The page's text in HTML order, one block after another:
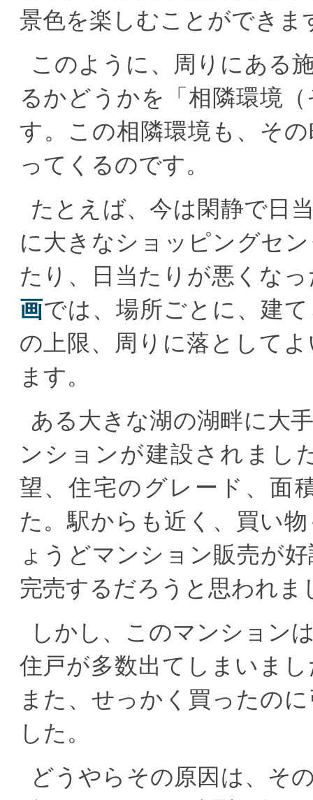
景色を楽しむことができま
このように、周りにある
るかどうかを「相隣環境
す。この相隣環境も、そ
ってくるのです。
たとえば、今は閑静で日
に大きなショッピングセ
たり、日当たりが悪くな
画では、場所ごとに、建
の上限、周りに落として
ます。
ある大きな湖の湖畔に大
ンションが建設されまし
望、住宅のグレード、面
た。駅からも近く、買い
ょうどマンション販売が
完売するだろうと思われま
しかし、このマンション
住戸が多数出てしまいま
また、せっかく買ったの
した。
どうやらその原因は、そ